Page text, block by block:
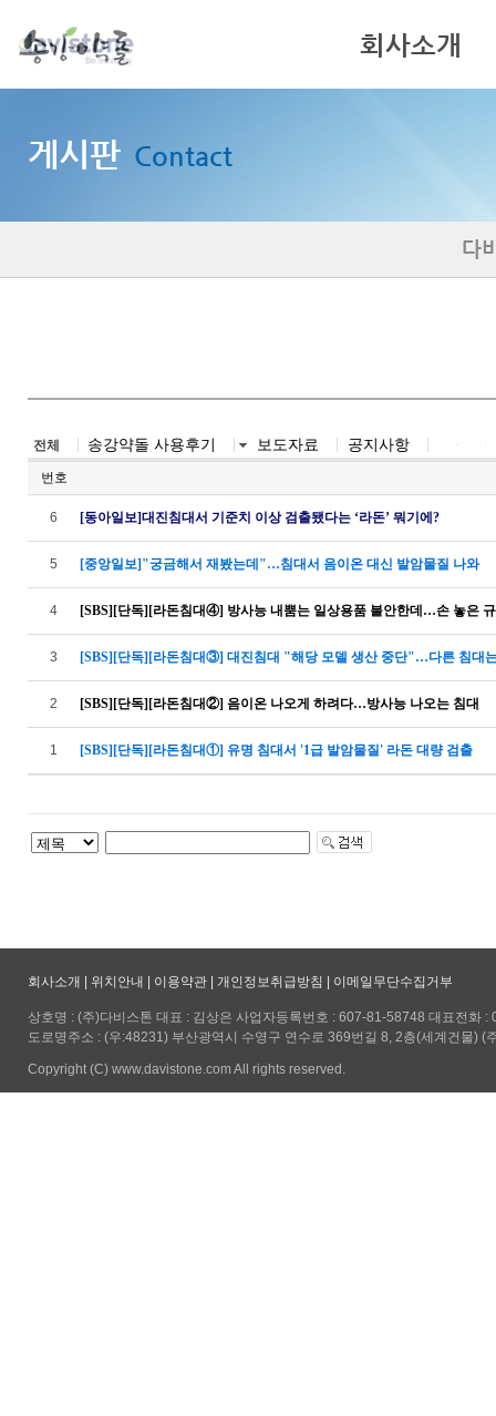
회사소개
게시판 Contact
다
전체 송강약돌 사용후기 보도자료 공지사항
번호
6 [동아일보]대진침대서 기준치 이상 검출됐다는 ‘라돈’ 뭐기에?
5 [중앙일보]"궁금해서 재봤는데"…침대서 음이온 대신 발암물질 나와
4 [SBS][단독][라돈침대④] 방사능 내뿜는 일상용품 불안한데…손 놓은
3 [SBS][단독][라돈침대③] 대진침대 "해당 모델 생산 중단"…다른 침대
2 [SBS][단독][라돈침대②] 음이온 나오게 하려다…방사능 나오는 침대
1 [SBS][단독][라돈침대①] 유명 침대서 '1급 발암물질' 라돈 대량 검출
회사소개 위치안내 이용약관 개인정보취급방침 이메일무단수집거부
상호명 : (주)다비스톤 대표 : 김상은 사업자등록번호 : 607-81-58748 대표전화
도로명주소 : (우:48231) 부산광역시 수영구 연수로 369번길 8, 2층(세계건물)
Copyright (C) www.davistone.com All rights reserved.